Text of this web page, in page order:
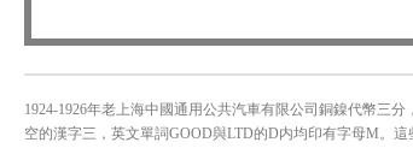
1924-1926年老上海中國通用公共汽車有限公司銅鎳代幣三
空的漢字三，英文單詞GOOD與LTD的D内均印有字母M。